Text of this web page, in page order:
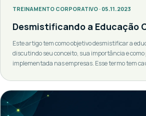
TREINAMENTO CORPORATIVO · 05.11.2023
Desmistificando a Educação
Este artigo tem como objetivo desmistificar a
discutindo seu conceito, sua importância e como
implementada nas empresas. Esse termo tem
importante? Ela não é apenas sobre
mas um conceito mais amplo que envolve a